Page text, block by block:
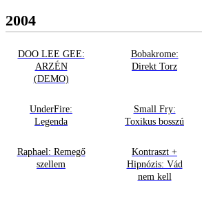
2004
DOO LEE GEE:
ARZÉN
(DEMO)
Bobakrome:
Direkt Torz
UnderFire:
Legenda
Small Fry:
Toxikus bosszú
Raphael: Remegő
szellem
Kontraszt +
Hipnózis: Vád
nem kell